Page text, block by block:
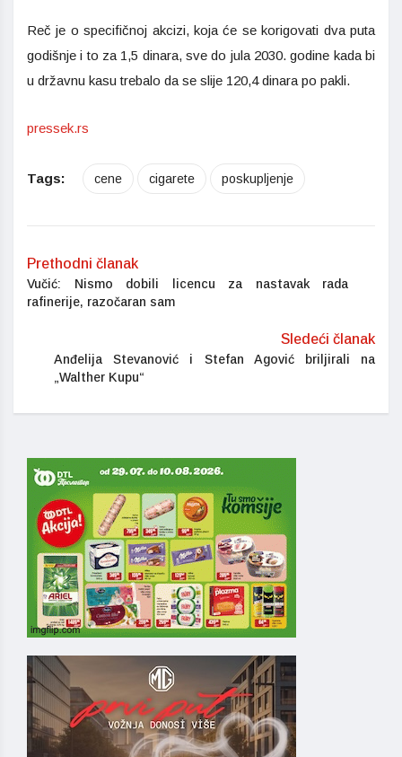
Reč je o specifičnoj akcizi, koja će se korigovati dva puta
godišnje i to za 1,5 dinara, sve do jula 2030. godine kada bi
u državnu kasu trebalo da se slije 120,4 dinara po pakli.
pressek.rs
Tags: cene cigarete poskupljenje
Prethodni članak
Vučić: Nismo dobili licencu za nastavak rada
rafinerije, razočaran sam
Sledeći članak
Anđelija Stevanović i Stefan Agović briljirali na
„Walther Kupu“